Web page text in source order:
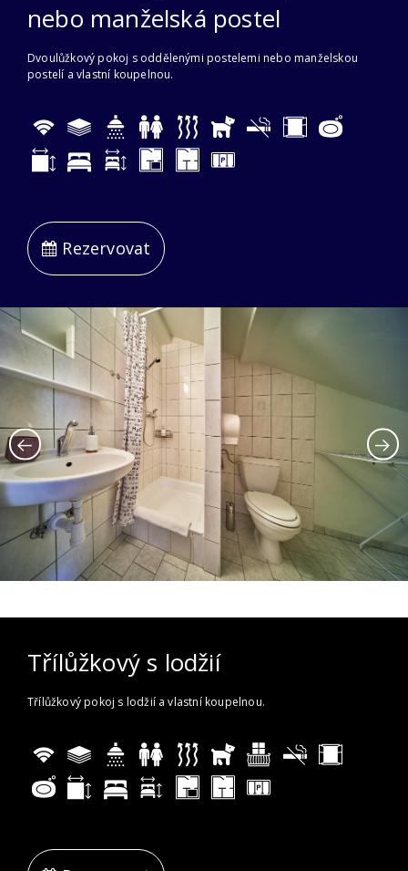
nebo manželská postel
Dvoulůžkový pokoj s oddělenými postelemi nebo manželskou
postelí a vlastní koupelnou.
Rezervovat
Třílůžkový s lodžií
Třílůžkový pokoj s lodžií a vlastní koupelnou.